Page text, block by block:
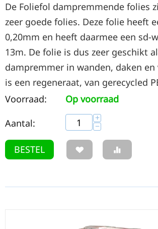
De Foliefol dampremmende folies
zeer goede folies. Deze folie heeft
0,20mm en heeft daarmee een sd-
13m. De folie is dus zeer geschikt
dampremmer in wanden, daken en
is een regeneraat, van gerecycled
Voorraad:
Op voorraad
Aantal:
+
−
BESTEL